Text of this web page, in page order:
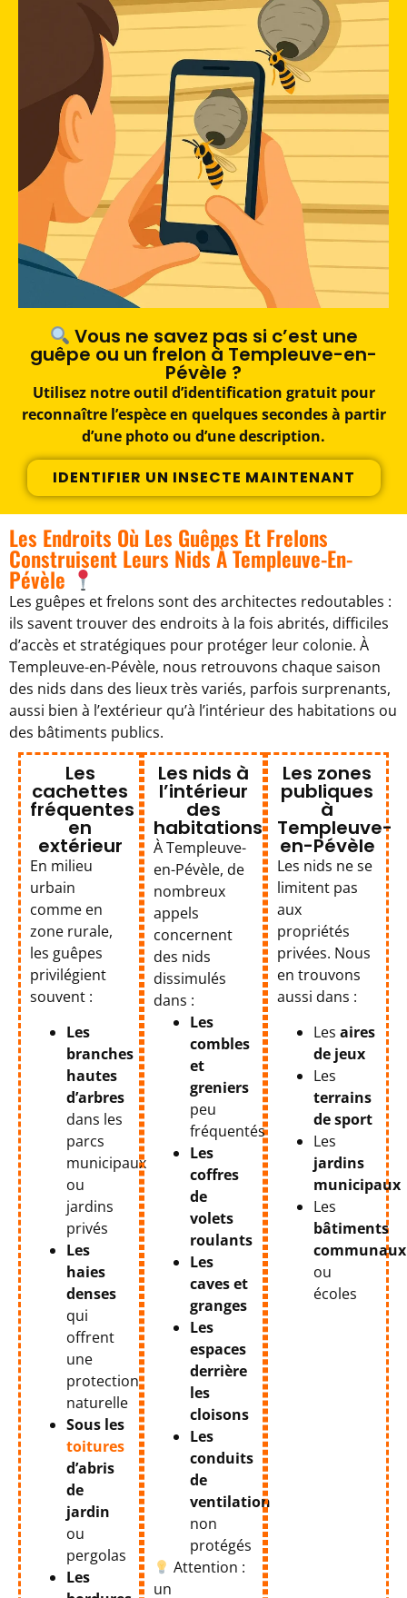
Vous ne savez pas si c’est une
guêpe ou un frelon à Templeuve-en-
Pévèle ?
Utilisez notre outil d’identification gratuit pour
reconnaître l’espèce en quelques secondes à partir
d’une photo ou d’une description.
IDENTIFIER UN INSECTE MAINTENANT
Les Endroits Où Les Guêpes Et Frelons
Construisent Leurs Nids À Templeuve-En-
Pévèle
Les guêpes et frelons sont des architectes redoutables :
ils savent trouver des endroits à la fois abrités, difficiles
d’accès et stratégiques pour protéger leur colonie. À
Templeuve-en-Pévèle, nous retrouvons chaque saison
des nids dans des lieux très variés, parfois surprenants,
aussi bien à l’extérieur qu’à l’intérieur des habitations ou
des bâtiments publics.
Les
cachettes
fréquentes
en
extérieur
En milieu
urbain
comme en
zone rurale,
les guêpes
privilégient
souvent :
Les
branches
hautes
d’arbres
dans les
parcs
municipaux
ou
jardins
privés
Les
haies
denses
qui
offrent
une
protection
naturelle
Sous les
toitures
d’abris
de
jardin
ou
pergolas
Les
Les nids à
l’intérieur
des
habitations
À Templeuve-
en-Pévèle, de
nombreux
appels
concernent
des nids
dissimulés
dans :
Les
combles
et
greniers
peu
fréquentés
Les
coffres
de
volets
roulants
Les
caves et
granges
Les
espaces
derrière
les
cloisons
Les
conduits
de
ventilation
non
protégés
Attention :
un
Les zones
publiques
à
Templeuve-
en-Pévèle
Les nids ne se
limitent pas
aux
propriétés
privées. Nous
en trouvons
aussi dans :
Les aires
de jeux
Les
terrains
de sport
Les
jardins
municipaux
Les
bâtiments
communaux
ou
écoles